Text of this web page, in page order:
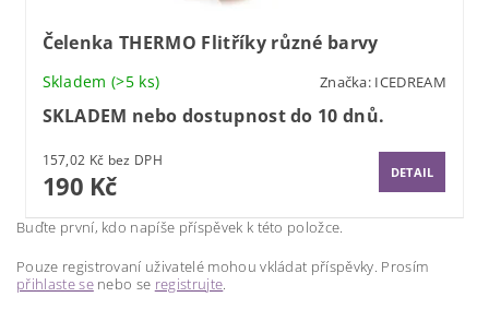
Čelenka THERMO Flitříky různé barvy
Skladem(>5 ks) Značka: ICEDREAM
SKLADEM nebo dostupnost do 10 dnů.
157,02 Kč bez DPH
190 Kč DETAIL
Buďte první, kdo napíše příspěvek k této položce.
Pouze registrovaní uživatelé mohou vkládat příspěvky. Prosím
přihlaste senebo se registrujte.